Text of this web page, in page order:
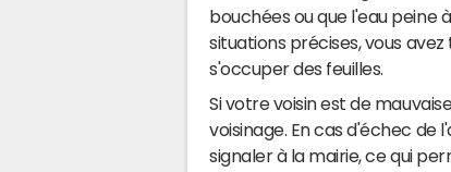
bouchées ou que l'eau
situations précises, vous
s'occuper des feuilles.
Si votre voisin est de
voisinage. En cas d'échec
signaler à la mairie, ce qui